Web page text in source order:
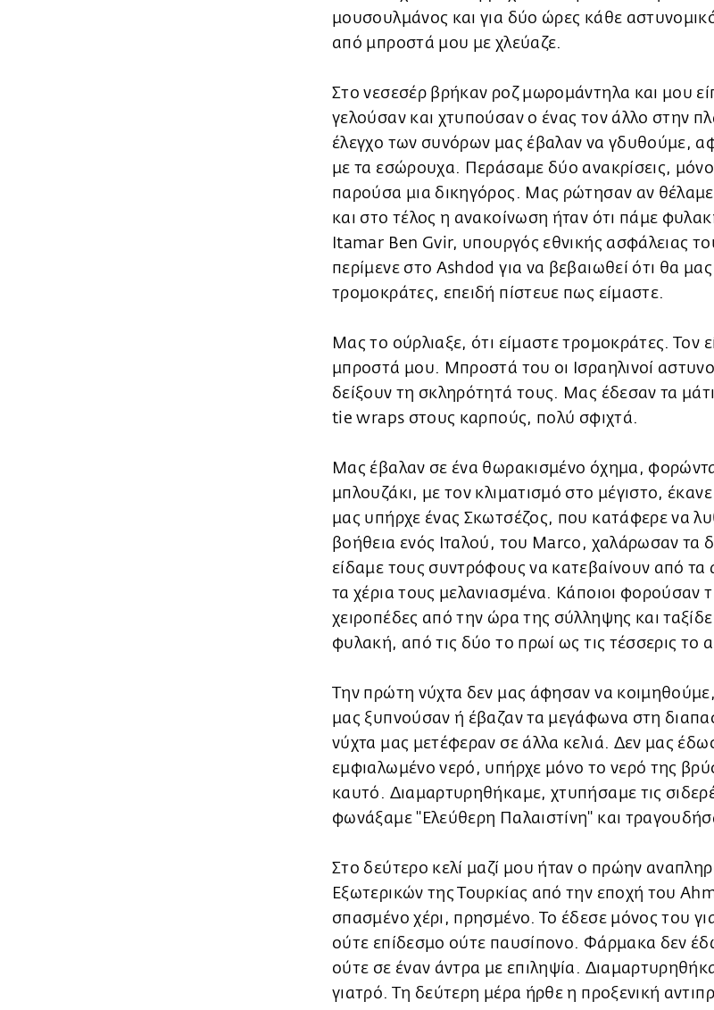
μουσουλμάνος και για δύο ώρες κάθε
από μπροστά μου με χλεύαζε.
Στο νεσεσέρ βρήκαν ροζ μωρομάντηλα και μου
γελούσαν και χτυπούσαν ο ένας τον άλλο στην
έλεγχο των συνόρων μας έβαλαν να γδυθούμε,
με τα εσώρουχα. Περάσαμε δύο ανακρίσεις,
παρούσα μια δικηγόρος. Μας ρώτησαν αν
και στο τέλος η ανακοίνωση ήταν ότι πάμε
Itamar Ben Gvir, υπουργός εθνικής ασφάλειας
περίμενε στο Ashdod για να βεβαιωθεί ότι θα
τρομοκράτες, επειδή πίστευε πως είμαστε.
Μας το ούρλιαξε, ότι είμαστε τρομοκράτες. Τον
μπροστά μου. Μπροστά του οι Ισραηλινοί
δείξουν τη σκληρότητά τους. Μας έδεσαν τα
tie wraps στους καρπούς, πολύ σφιχτά.
Μας έβαλαν σε ένα θωρακισμένο όχημα,
μπλουζάκι, με τον κλιματισμό στο μέγιστο,
μας υπήρχε ένας Σκωτσέζος, που κατάφερε να
βοήθεια ενός Ιταλού, του Marco, χαλάρωσαν τα
είδαμε τους συντρόφους να κατεβαίνουν από τα
τα χέρια τους μελανιασμένα. Κάποιοι φορούσαν
χειροπέδες από την ώρα της σύλληψης και
φυλακή, από τις δύο το πρωί ως τις τέσσερις το
Την πρώτη νύχτα δεν μας άφησαν να
μας ξυπνούσαν ή έβαζαν τα μεγάφωνα στη
νύχτα μας μετέφεραν σε άλλα κελιά. Δεν μας
εμφιαλωμένο νερό, υπήρχε μόνο το νερό της
καυτό. Διαμαρτυρηθήκαμε, χτυπήσαμε τις
φωνάξαμε "Ελεύθερη Παλαιστίνη" και
Στο δεύτερο κελί μαζί μου ήταν ο πρώην
Εξωτερικών της Τουρκίας από την εποχή του
σπασμένο χέρι, πρησμένο. Το έδεσε μόνος του
ούτε επίδεσμο ούτε παυσίπονο. Φάρμακα δεν
ούτε σε έναν άντρα με επιληψία.
γιατρό. Τη δεύτερη μέρα ήρθε η προξενική